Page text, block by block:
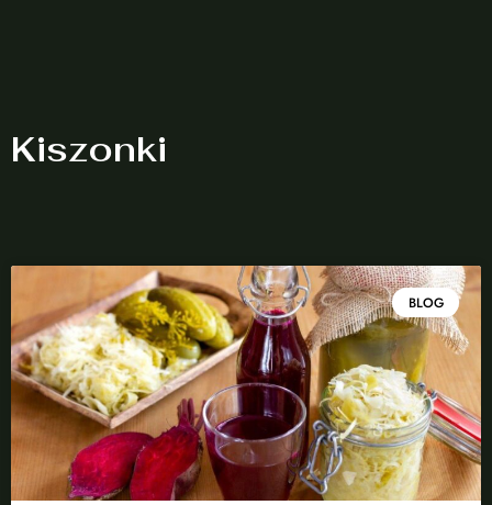
Kiszonki
BLOG